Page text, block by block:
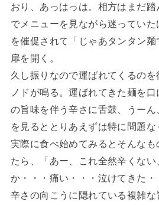
おり、あっはっは。相方はまだ踏
でメニューを見ながら迷ってい
を催促されて「じゃあタンタン
扉を開く。
久し振りなので運ばれてくるの
ノドが鳴る。運ばれてきた麺を
の旨味を伴う辛さに舌鼓、うー
を見るととりあえずは特に問題な
実際に食べ始めてみるとそんな
たら、「あー、これ全然辛くない
か・・・痛い・・・泣けてきた
辛さの向こうに隠れている複雑